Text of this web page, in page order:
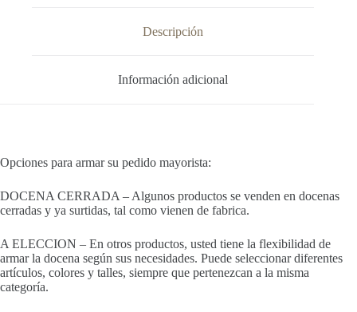
Descripción
Información adicional
Opciones para armar su pedido mayorista:
DOCENA CERRADA – Algunos productos se venden en docenas
cerradas y ya surtidas, tal como vienen de fabrica.
A ELECCION – En otros productos, usted tiene la flexibilidad de
armar la docena según sus necesidades. Puede seleccionar diferentes
artículos, colores y talles, siempre que pertenezcan a la misma
categoría.